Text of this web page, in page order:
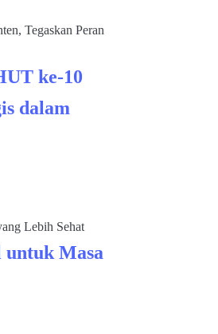
ke-10
dalam
untuk Masa